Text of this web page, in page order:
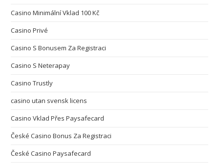
Casino Minimální Vklad 100 Kč
Casino Privé
Casino S Bonusem Za Registraci
Casino S Neterapay
Casino Trustly
casino utan svensk licens
Casino Vklad Přes Paysafecard
České Casino Bonus Za Registraci
České Casino Paysafecard